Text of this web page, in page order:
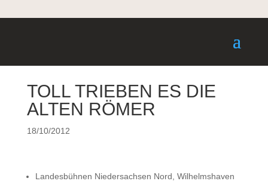
TOLL TRIEBEN ES DIE
ALTEN RÖMER
18/10/2012
Landesbühnen Niedersachsen Nord, Wilhelmshaven